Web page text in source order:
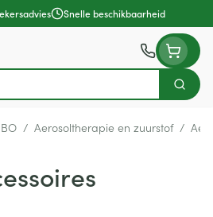
Snelle beschikbaarheid
Zoek
/ Aerosoltherapie en zuurstof /